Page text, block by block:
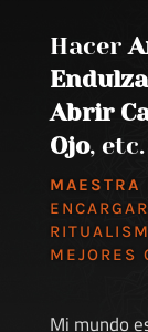
Hacer
Abrir
Ojo, etc.
MAESTRA
MEJORES
Mi mundo